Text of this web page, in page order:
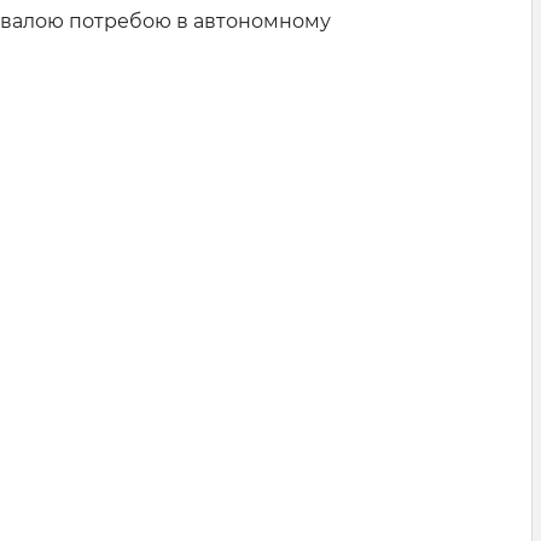
потребою в автономному